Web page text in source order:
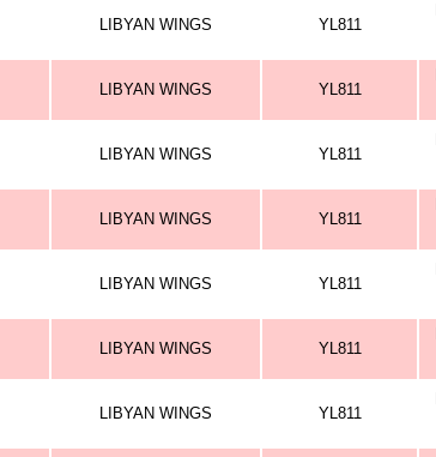
LIBYAN WINGS YL811
LIBYAN WINGS YL811
LIBYAN WINGS YL811
LIBYAN WINGS YL811
LIBYAN WINGS YL811
LIBYAN WINGS YL811
LIBYAN WINGS YL811